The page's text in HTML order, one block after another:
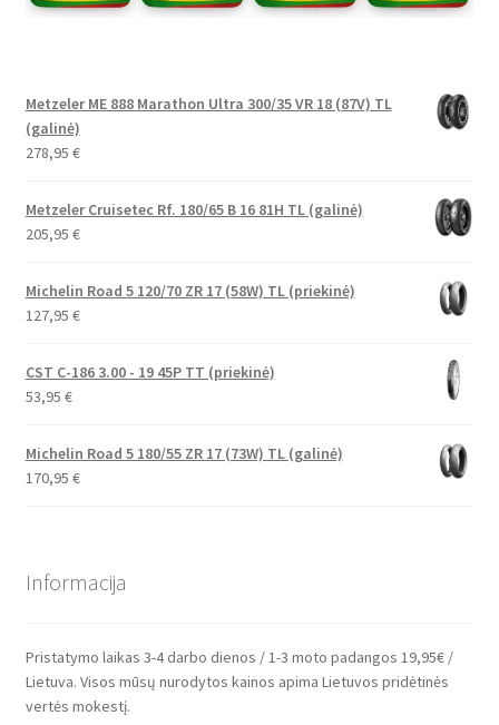
Metzeler ME 888 Marathon Ultra 300/35 VR 18 (87V) TL
(galinė)
278,95 €
Metzeler Cruisetec Rf. 180/65 B 16 81H TL (galinė)
205,95 €
Michelin Road 5 120/70 ZR 17 (58W) TL (priekinė)
127,95 €
CST C-186 3.00 - 19 45P TT (priekinė)
53,95 €
Michelin Road 5 180/55 ZR 17 (73W) TL (galinė)
170,95 €
Informacija
Pristatymo laikas 3-4 darbo dienos / 1-3 moto padangos 19,95€ /
Lietuva. Visos mūsų nurodytos kainos apima Lietuvos pridėtinės
vertės mokestį.